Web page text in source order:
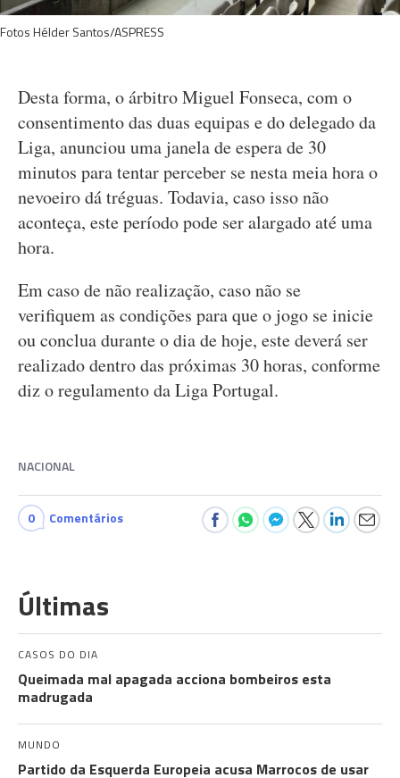
Fotos Hélder Santos/ASPRESS
Desta forma, o árbitro Miguel Fonseca, com o
consentimento das duas equipas e do delegado da
Liga, anunciou uma janela de espera de 30
minutos para tentar perceber se nesta meia hora o
nevoeiro dá tréguas. Todavia, caso isso não
aconteça, este período pode ser alargado até uma
hora.
Em caso de não realização, caso não se
verifiquem as condições para que o jogo se inicie
ou conclua durante o dia de hoje, este deverá ser
realizado dentro das próximas 30 horas, conforme
diz o regulamento da Liga Portugal.
NACIONAL
0 Comentários
Últimas
CASOS DO DIA
Queimada mal apagada acciona bombeiros esta
madrugada
MUNDO
Partido da Esquerda Europeia acusa Marrocos de usar